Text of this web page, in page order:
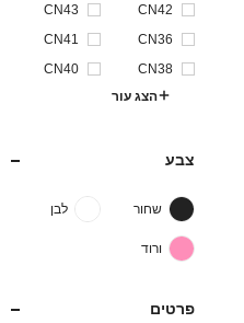
CN42
CN43
CN36
CN41
CN38
CN40
הצג עור
צבע
שחור לבן
ורוד
פרטים